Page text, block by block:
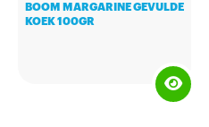
BOOM MARGARINE GEVULDE
KOEK 100GR